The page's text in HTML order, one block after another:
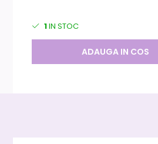
1IN STOC
ADAUGA IN COS